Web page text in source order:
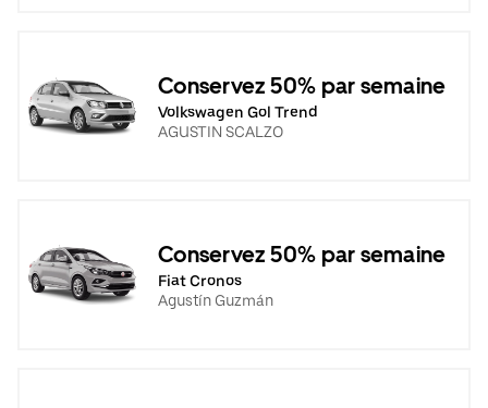
Conservez 50% par semaine
Volkswagen Gol Trend
AGUSTIN SCALZO
Conservez 50% par semaine
Fiat Cronos
Agustín Guzmán